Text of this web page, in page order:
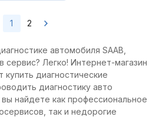
1 2
автомобиля SAAB,
Легко! Интернет-магазин
купить диагностические
диагностику авто
найдете как профессиональное
так и недорогие